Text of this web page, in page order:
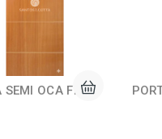
PORTA SEMI OCA FRISADA COD PPF 101